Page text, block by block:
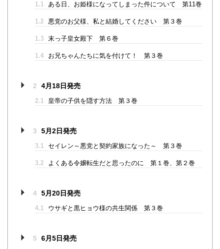
1.1 ある日、お姫様になってしまった件について 第11巻
1.2 悪党のお父様、私と結婚してください 第３巻
1.3 末っ子皇女殿下 第６巻
1.4 お兄ちゃんたちに気を付けて！ 第３巻
2 4月18日発売
2.1 皇帝の子供を隠す方法 第３巻
3 5月2日発売
3.1 セイレン～悪党と契約家族になった～ 第３巻
3.2 よくある令嬢転生だと思ったのに 第１巻、第２巻
4 5月20日発売
4.1 ウサギと黒ヒョウ様の共生関係 第３巻
5 6月5日発売